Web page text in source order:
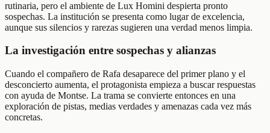
rutinaria, pero el ambiente de Lux Homini despierta pronto
sospechas. La institución se presenta como lugar de excelencia,
aunque sus silencios y rarezas sugieren una verdad menos limpia.
La investigación entre sospechas y alianzas
Cuando el compañero de Rafa desaparece del primer plano y el
desconcierto aumenta, el protagonista empieza a buscar respuestas
con ayuda de Montse. La trama se convierte entonces en una
exploración de pistas, medias verdades y amenazas cada vez más
concretas.